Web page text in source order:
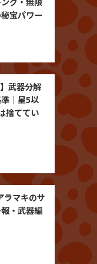
宝パワー
】武器分解
｜星5以
捨ててい
マキのサ
・武器編